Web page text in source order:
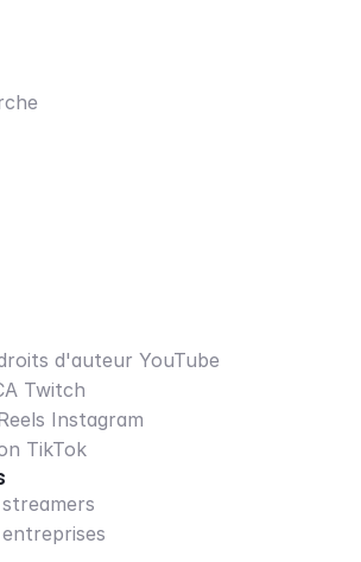
d'auteur YouTube
Twitch
Instagram
TikTok